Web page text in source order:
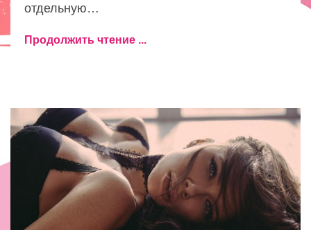
отдельную…
Продолжить чтение ...